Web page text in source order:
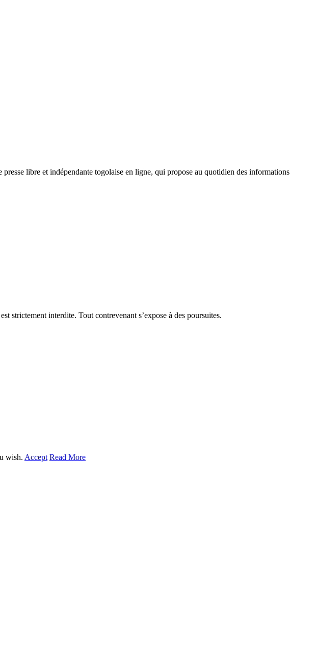
libre et indépendante togolaise en ligne, qui propose au quotidien des informations
strictement interdite. Tout contrevenant s’expose à des poursuites.
wish. Accept Read More